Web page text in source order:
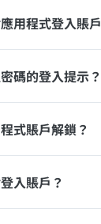
用程式登入賬戶
碼的登入提示？
式賬戶解鎖？
入賬戶？